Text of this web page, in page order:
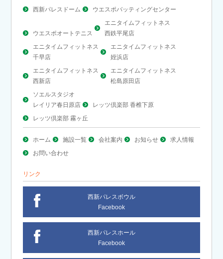
西新パレスドーム
ウエスポバッティングセンター
ウエスポオートテニス
エニタイムフィットネス
西鉄平尾店
エニタイムフィットネス
千早店
エニタイムフィットネス
姪浜店
エニタイムフィットネス
西新店
エニタイムフィットネス
松島原田店
ソエルスタジオ
レイリア春日原店
レッツ倶楽部 香椎下原
レッツ倶楽部 霧ヶ丘
ホーム 施設一覧 会社案内 お知らせ
求人情報
お問い合わせ
リンク
西新パレスボウル
Facebook
西新パレスホール
Facebook